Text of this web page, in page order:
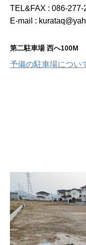
TEL&FAX : 086-277-
E-mail :
第二駐車場 西へ100M
予備の駐車場につい